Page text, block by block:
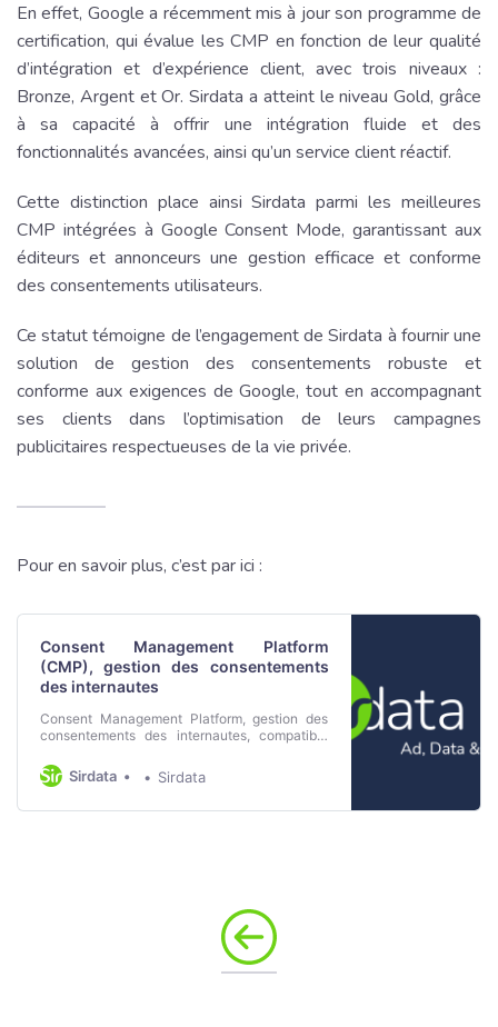
En effet, Google a récemment mis à jour son programme de
certification, qui évalue les CMP en fonction de leur qualité
d’intégration et d’expérience client, avec trois niveaux :
Bronze, Argent et Or. Sirdata a atteint le niveau Gold, grâce
à sa capacité à offrir une intégration fluide et des
fonctionnalités avancées, ainsi qu’un service client réactif.
Cette distinction place ainsi Sirdata parmi les meilleures
CMP intégrées à Google Consent Mode, garantissant aux
éditeurs et annonceurs une gestion efficace et conforme
des consentements utilisateurs.
Ce statut témoigne de l’engagement de Sirdata à fournir une
solution de gestion des consentements robuste et
conforme aux exigences de Google, tout en accompagnant
ses clients dans l’optimisation de leurs campagnes
publicitaires respectueuses de la vie privée.
Pour en savoir plus, c’est par ici :
Consent Management Platform
(CMP), gestion des consentements
des internautes
Consent Management Platform, gestion des
consentements des internautes, compatible
avec la preuve du consentement - Sirdata
Sirdata Sirdata